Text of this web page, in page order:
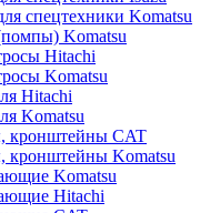
спецтехники Komatsu
Komatsu
Hitachi
Komatsu
Hitachi
Komatsu
кронштейны CAT
кронштейны Komatsu
Komatsu
Hitachi